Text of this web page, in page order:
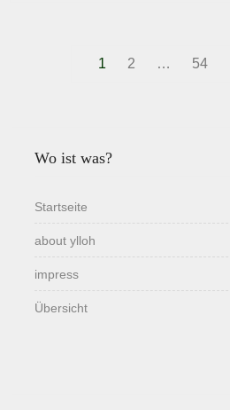
Beitragsnavigation
1 2 … 54
Wo ist was?
Startseite
about ylloh
impress
Übersicht